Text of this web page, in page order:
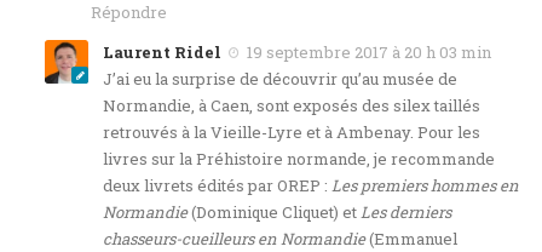
Répondre
Laurent Ridel
19 septembre 2017 à 20 h 03 min
J’ai eu la surprise de découvrir qu’au musée de
Normandie, à Caen, sont exposés des silex taillés
retrouvés à la Vieille-Lyre et à Ambenay. Pour les
livres sur la Préhistoire normande, je recommande
deux livrets édités par OREP : Les premiers hommes en
Normandie(Dominique Cliquet) etLes derniers
chasseurs-cueilleurs en Normandie(Emmanuel